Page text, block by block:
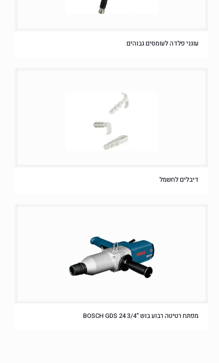
עוגני פלדה לעומסים גבוהים
דיבלים לחשמל
מפתח רטיטה רבוע בוש “3/4 BOSCH GDS 24